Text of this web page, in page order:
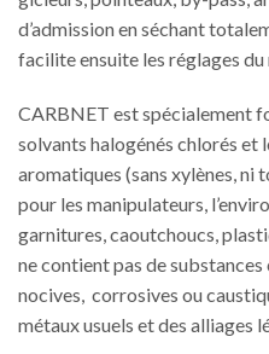
d’admission en séchant
facilite ensuite les réglages du
CARBNET est spécialement
solvants halogénés chlorés et
aromatiques (sans xylènes, ni
pour les manipulateurs,
garnitures, caoutchoucs,
ne contient pas de substances
nocives, corrosives ou
métaux usuels et des alliages